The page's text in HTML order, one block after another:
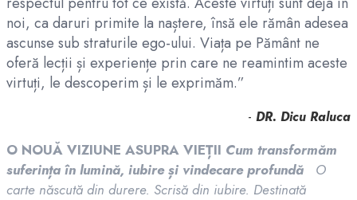
noi, ca daruri primite la naștere, însă ele rămân adesea
ascunse sub straturile ego-ului. Viața pe Pământ ne
oferă lecții și experiențe prin care ne reamintim aceste
virtuți, le descoperim și le exprimăm.”
- DR. Dicu Raluca
O NOUĂ VIZIUNE ASUPRA VIEȚII Cum transformăm
suferința în lumină, iubire și vindecare profundă
O
carte născută din durere. Scrisă din iubire. Destinată